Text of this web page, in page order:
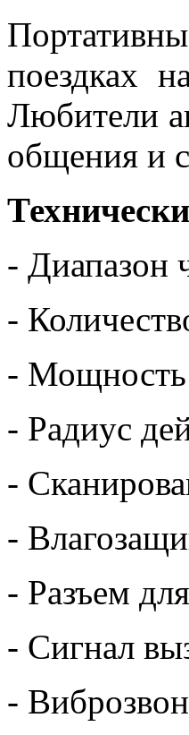
поездках
Любители
общения и
- Диапазон
-
-
- Радиус
-
-
- Разъем
- Сигнал
-